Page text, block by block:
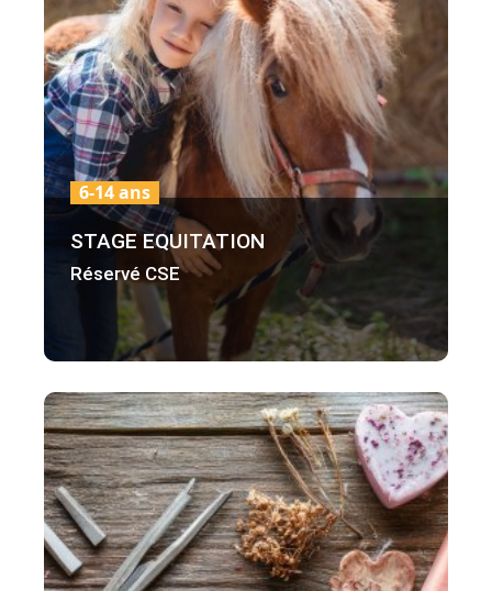
STAGE EQUITATION
Réservé CSE
6-14 ans